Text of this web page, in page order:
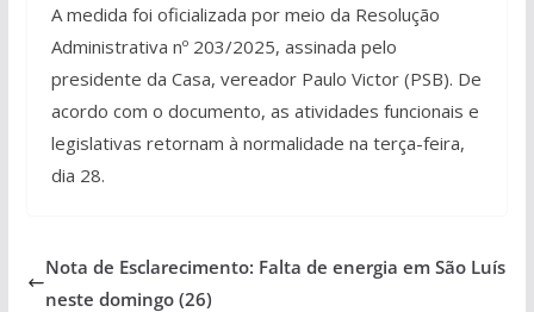
A medida foi oficializada por meio da Resolução
Administrativa nº 203/2025, assinada pelo
presidente da Casa, vereador Paulo Victor (PSB). De
acordo com o documento, as atividades funcionais e
legislativas retornam à normalidade na terça-feira,
dia 28.
Nota de Esclarecimento: Falta de energia em São Luís
neste domingo (26)